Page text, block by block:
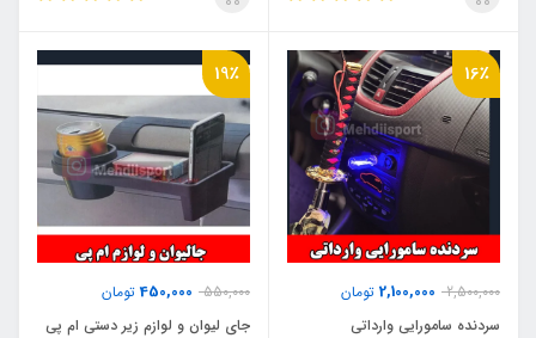
16٪
2,500,000
2,100,000 تومان
سردنده سامورایی وارداتی
19٪
550,000
450,000تومان
جای لیوان و لوازم زیر دستی ام پی